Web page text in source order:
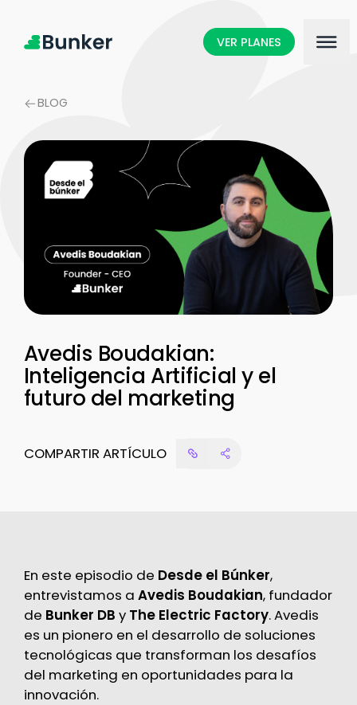
VER PLANES
BLOG
Avedis Boudakian:
Inteligencia Artificial y el
futuro del marketing
COMPARTIR ARTÍCULO
En este episodio de Desde el Búnker,
entrevistamos a Avedis Boudakian, fundador
de Bunker DB y The Electric Factory. Avedis
es un pionero en el desarrollo de soluciones
tecnológicas que transforman los desafíos
del marketing en oportunidades para la
innovación.